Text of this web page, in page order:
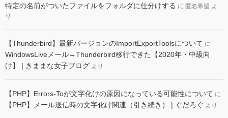
特定の名前がついたファイルをフォルダに仕分けする に 匿名希望 よ
り
【Thunderbird】最新バージョンのImportExportToolsについて に
WindowsLiveメール→Thunderbird移行できた【2020年・中級向
け】 | きままな女子ブログ より
【PHP】Errors-Toが文字化けの原因になっている可能性について に
【PHP】メール送信時の文字化け関連（引き続き） | ぐだろぐ より